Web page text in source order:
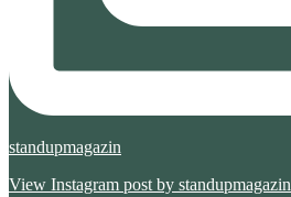
standupmagazin
View Instagram post by standupmagazin